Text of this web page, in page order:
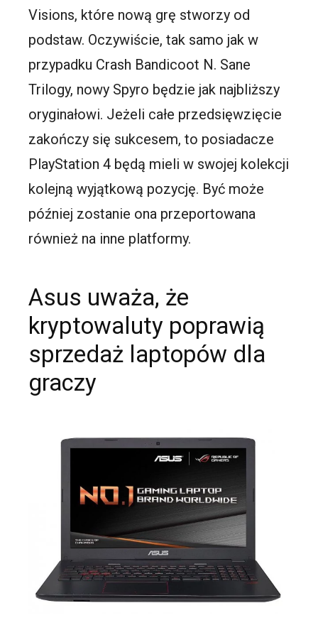
Visions, które nową grę stworzy od
podstaw. Oczywiście, tak samo jak w
przypadku Crash Bandicoot N. Sane
Trilogy, nowy Spyro będzie jak najbliższy
oryginałowi. Jeżeli całe przedsięwzięcie
zakończy się sukcesem, to posiadacze
PlayStation 4 będą mieli w swojej kolekcji
kolejną wyjątkową pozycję. Być może
później zostanie ona przeportowana
również na inne platformy.
Asus uważa, że
kryptowaluty poprawią
sprzedaż laptopów dla
graczy